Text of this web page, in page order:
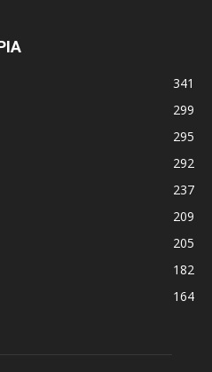
341
299
295
292
237
209
205
182
164